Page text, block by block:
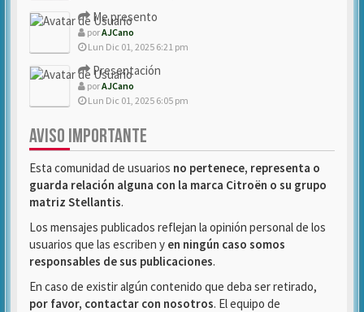
Me presento
porAJCano
Lun Dic 01, 2025 6:21 pm
Presentación
porAJCano
Lun Dic 01, 2025 6:05 pm
AVISO IMPORTANTE
Esta comunidad de usuarios no pertenece, representa o
guarda relación alguna con la marca Citroën o su grupo
matriz Stellantis.
Los mensajes publicados reflejan la opinión personal de los
usuarios que las escriben y en ningún caso somos
responsables de sus publicaciones.
En caso de existir algún contenido que deba ser retirado,
por favor, contactar con nosotros. El equipo de